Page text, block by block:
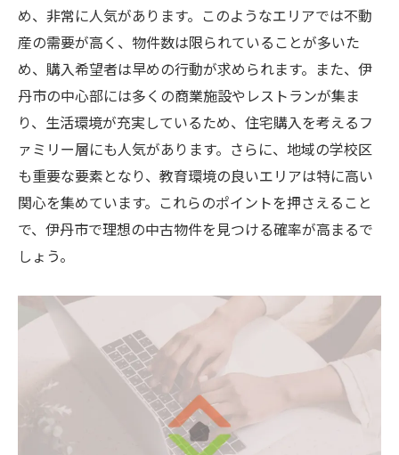
め、非常に人気があります。このようなエリアでは不動
産の需要が高く、物件数は限られていることが多いた
め、購入希望者は早めの行動が求められます。また、伊
丹市の中心部には多くの商業施設やレストランが集ま
り、生活環境が充実しているため、住宅購入を考えるフ
ァミリー層にも人気があります。さらに、地域の学校区
も重要な要素となり、教育環境の良いエリアは特に高い
関心を集めています。これらのポイントを押さえること
で、伊丹市で理想の中古物件を見つける確率が高まるで
しょう。